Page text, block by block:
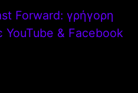
Forward: γρήγορη
YouTube & Facebook